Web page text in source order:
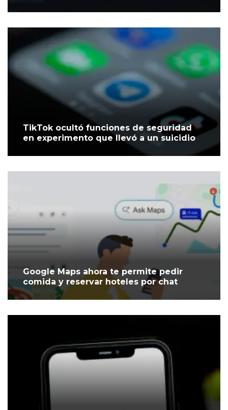
TikTok ocultó funciones de seguridad
en experimento que llevó a un suicidio
Google Maps ahora te permite pedir
comida y reservar hoteles por chat